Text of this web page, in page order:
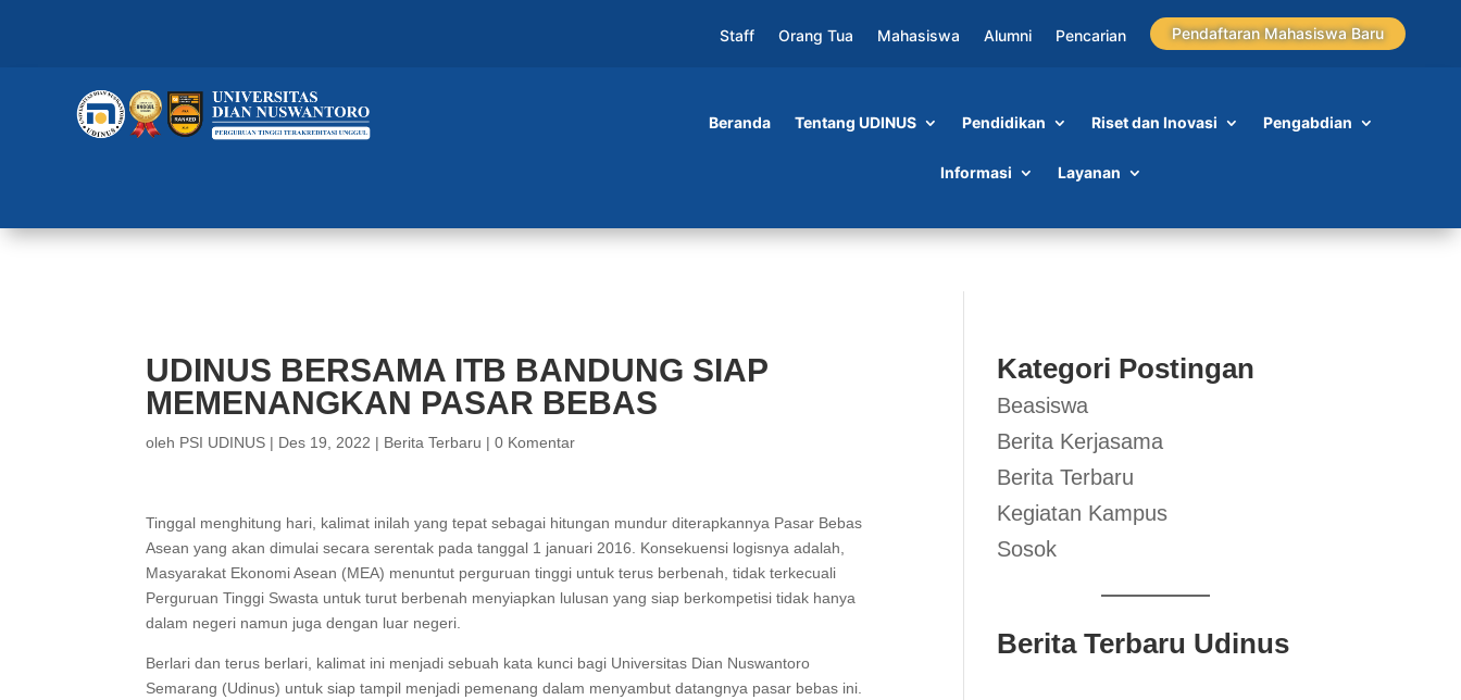
Staff Orang Tua Mahasiswa Alumni Pencarian Pendaftaran Mahasiswa Baru
Beranda Tentang UDINUS Pendidikan Riset dan Inovasi Pengabdian
Informasi Layanan
UDINUS BERSAMA ITB BANDUNG SIAP
MEMENANGKAN PASAR BEBAS
oleh PSI UDINUS | Des 19, 2022 | Berita Terbaru |0 Komentar
Tinggal menghitung hari, kalimat inilah yang tepat sebagai hitungan mundur diterapkannya Pasar Bebas
Asean yang akan dimulai secara serentak pada tanggal 1 januari 2016. Konsekuensi logisnya adalah,
Masyarakat Ekonomi Asean (MEA) menuntut perguruan tinggi untuk terus berbenah, tidak terkecuali
Perguruan Tinggi Swasta untuk turut berbenah menyiapkan lulusan yang siap berkompetisi tidak hanya
dalam negeri namun juga dengan luar negeri.
Berlari dan terus berlari, kalimat ini menjadi sebuah kata kunci bagi Universitas Dian Nuswantoro
Semarang (Udinus) untuk siap tampil menjadi pemenang dalam menyambut datangnya pasar bebas ini.
Kategori Postingan
Beasiswa
Berita Kerjasama
Berita Terbaru
Kegiatan Kampus
Sosok
Berita Terbaru Udinus